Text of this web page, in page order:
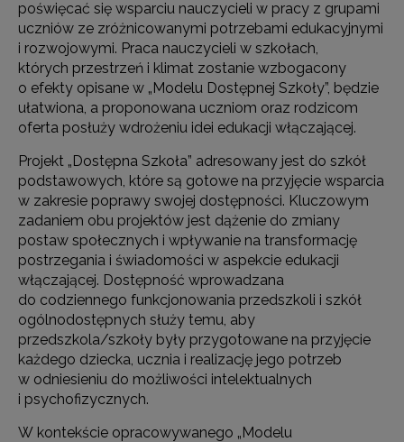
poświęcać się wsparciu nauczycieli w pracy z grupami
uczniów ze zróżnicowanymi potrzebami edukacyjnymi
i rozwojowymi. Praca nauczycieli w szkołach,
których przestrzeń i klimat zostanie wzbogacony
o efekty opisane w „Modelu Dostępnej Szkoły”, będzie
ułatwiona, a proponowana uczniom oraz rodzicom
oferta posłuży wdrożeniu idei edukacji włączającej.
Projekt „Dostępna Szkoła” adresowany jest do szkół
podstawowych, które są gotowe na przyjęcie wsparcia
w zakresie poprawy swojej dostępności. Kluczowym
zadaniem obu projektów jest dążenie do zmiany
postaw społecznych i wpływanie na transformację
postrzegania i świadomości w aspekcie edukacji
włączającej. Dostępność wprowadzana
do codziennego funkcjonowania przedszkoli i szkół
ogólnodostępnych służy temu, aby
przedszkola/szkoły były przygotowane na przyjęcie
każdego dziecka, ucznia i realizację jego potrzeb
w odniesieniu do możliwości intelektualnych
i psychofizycznych.
W kontekście opracowywanego „Modelu